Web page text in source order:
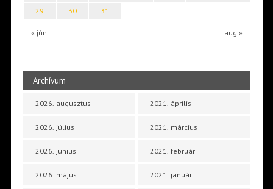
« jún aug »
29
30 31
Archívum
2026. augusztus
2026. július
2026. június
2026. május
2021. április
2021. március
2021. február
2021. január